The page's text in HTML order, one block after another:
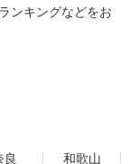
ンキングなどをお
良
和歌山